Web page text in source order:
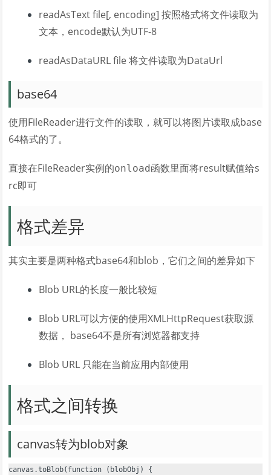
readAsText file[, encoding] 按照格式将文件读取为
文本，encode默认为UTF-8
readAsDataURL file 将文件读取为DataUrl
base64
使用FileReader进行文件的读取，就可以将图片读取成base
64格式的了。
直接在FileReader实例的onload 函数里面将result赋值给s
rc即可
格式差异
其实主要是两种格式base64和blob，它们之间的差异如下
Blob URL的长度一般比较短
Blob URL可以方便的使用XMLHttpRequest获取源
数据， base64不是所有浏览器都支持
Blob URL 只能在当前应用内部使用
格式之间转换
canvas转为blob对象
canvas.toBlob(function (blobObj) {